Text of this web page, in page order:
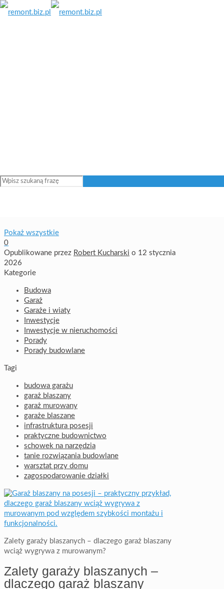
Pokaż wszystkie
0
Opublikowane przez Robert Kucharski o 12 stycznia
2026
Kategorie
Budowa
Garaż
Garaże i wiaty
Inwestycje
Inwestycje w nieruchomości
Porady
Porady budowlane
Tagi
budowa garażu
garaż blaszany
garaż murowany
garaże blaszane
infrastruktura posesji
praktyczne budownictwo
schowek na narzędzia
tanie rozwiązania budowlane
warsztat przy domu
zagospodarowanie działki
Zalety garaży blaszanych – dlaczego garaż blaszany
wciąż wygrywa z murowanym?
Zalety garaży blaszanych –
dlaczego garaż blaszany